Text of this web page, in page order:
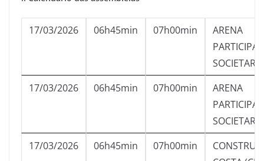
17/03/2026 06h45min 07h00min
ARENA
17/03/2026
06h45min 07h00min
ARENA
17/03/2026
06h45min 07h00min